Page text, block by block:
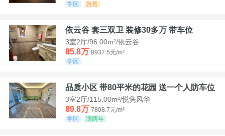
学区
急售
依云谷 套三双卫 装修30多万 带车位
3室2厅/96.00m²/依云谷
85.8万 8937.5元/m²
学区
品质小区 带80平米的花园 送一个人防车位
3室2厅/115.00m²/悦隽风华
89.8万 7808.7元/m²
学区
满两年